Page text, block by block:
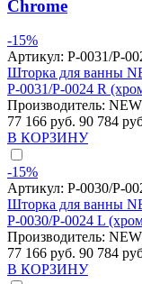
Chrome
-15%
Артикул: P-0031/P-
Шторка для ванны
P-0031/P-0024 R
Производитель:
77 166 руб. 90 784
В КОРЗИНУ
-15%
Артикул: P-0030/P-
Шторка для ванны
P-0030/P-0024 L
Производитель:
77 166 руб. 90 784
В КОРЗИНУ